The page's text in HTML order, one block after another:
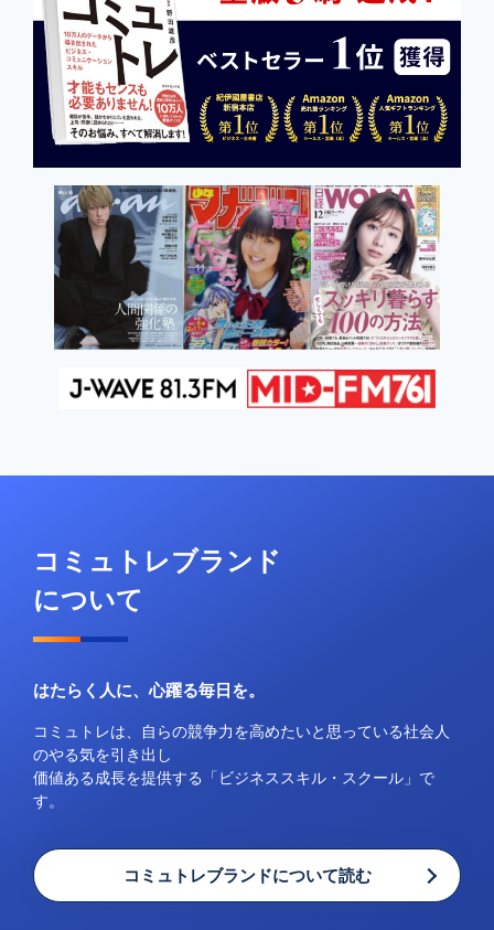
コミュトレブランド
について
はたらく人に、心躍る毎日を。
コミュトレは、自らの競争力を高めたいと思っている社会人
のやる気を引き出し
価値ある成長を提供する「ビジネススキル・スクール」で
す。
コミュトレブランドについて読む